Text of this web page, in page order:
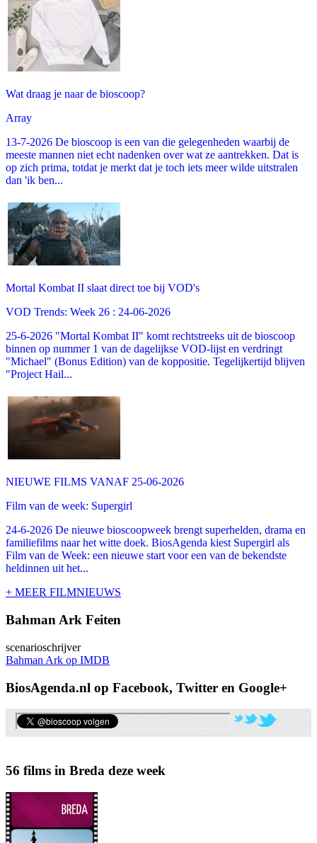
Wat draag je naar de bioscoop?
Array
13-7-2026 De bioscoop is een van die gelegenheden waarbij de
meeste mannen niet echt nadenken over wat ze aantrekken. Dat is
op zich prima, totdat je merkt dat je toch iets meer wilde uitstralen
dan 'ik ben...
Mortal Kombat II slaat direct toe bij VOD's
VOD Trends: Week 26 : 24-06-2026
25-6-2026 "Mortal Kombat II" komt rechtstreeks uit de bioscoop
binnen op nummer 1 van de dagelijkse VOD-lijst en verdringt
"Michael" (Bonus Edition) van de koppositie. Tegelijkertijd blijven
"Project Hail...
NIEUWE FILMS VANAF 25-06-2026
Film van de week: Supergirl
24-6-2026 De nieuwe bioscoopweek brengt superhelden, drama en
familiefilms naar het witte doek. BiosAgenda kiest Supergirl als
Film van de Week: een nieuwe start voor een van de bekendste
heldinnen uit het...
+ MEER FILMNIEUWS
Bahman Ark Feiten
scenarioschrijver
Bahman Ark op IMDB
BiosAgenda.nl op Facebook, Twitter en Google+
56 films in Breda deze week